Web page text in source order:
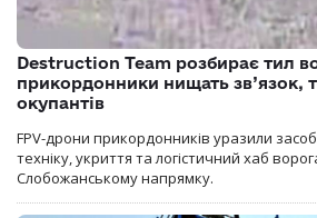
Destruction Team розбирає тил
прикордонники нищать зв’язок,
окупантів
FPV-дрони прикордонників уразили
техніку, укриття та логістичний хаб
Слобожанському напрямку.